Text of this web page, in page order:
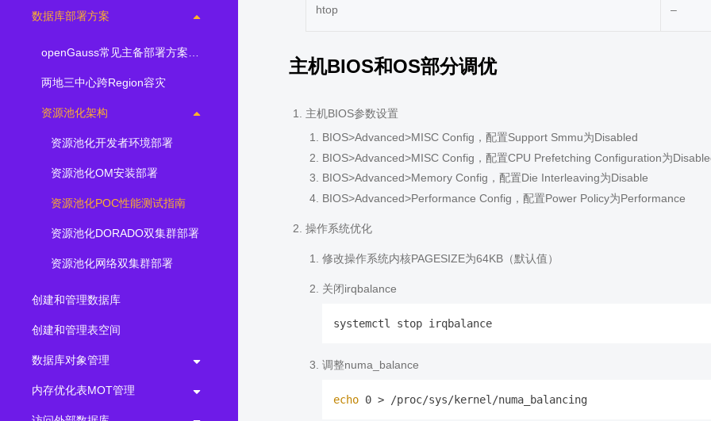
数据库部署方案
openGauss常见主备部署方案简介
两地三中心跨Region容灾
资源池化架构
资源池化开发者环境部署
资源池化OM安装部署
资源池化POC性能测试指南
资源池化DORADO双集群部署
资源池化网络双集群部署
创建和管理数据库
创建和管理表空间
数据库对象管理
内存优化表MOT管理
htop –
主机BIOS和OS部分调优
主机BIOS参数设置
BIOS>Advanced>MISC Config，配置Support Smmu为Disabled
BIOS>Advanced>MISC Config，配置CPU Prefetching Configuration为
BIOS>Advanced>Memory Config，配置Die Interleaving为Disable
BIOS>Advanced>Performance Config，配置Power Policy为Performance
操作系统优化
修改操作系统内核PAGESIZE为64KB（默认值）
关闭irqbalance
调整numa_balance
echo